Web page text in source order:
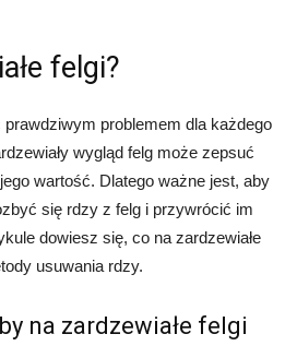
felgi?
prawdziwym problemem dla każdego
wygląd felg może zepsuć
wartość. Dlatego ważne jest, aby
się rdzy z felg i przywrócić im
dowiesz się, co na zardzewiałe
usuwania rdzy.
na zardzewiałe felgi